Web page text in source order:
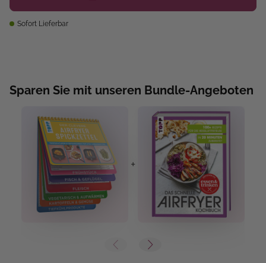
Sofort Lieferbar
Sparen Sie mit unseren Bundle-Angeboten
+